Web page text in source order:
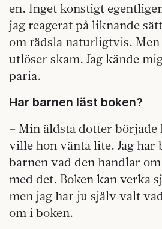
en. Inget konstigt
jag reagerat på liknande
om rädsla naturligtvis. Men
utlöser skam. Jag kände
paria.
Har barnen läst boken?
– Min äldsta dotter började
ville hon vänta lite. Jag har
barnen vad den handlar
med det. Boken kan verka
men jag har ju själv valt
om i boken.